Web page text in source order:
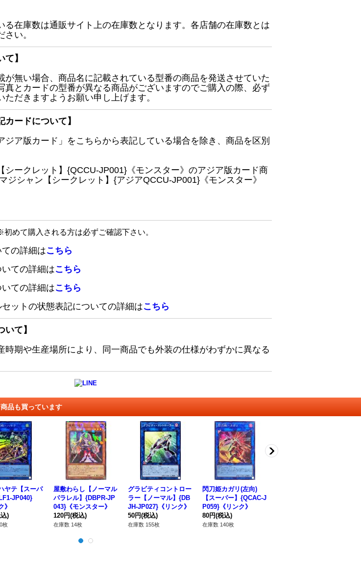
る在庫数は通販サイト上の在庫数となります。各店舗の在庫数とは
い。
て】
が無い場合、商品名に記載されている型番の商品を発送させていた
真とカードの型番が異なる商品がございますのでご購入の際、必ず
だきますようお願い申し上げます。
カードについて】
ジア版カード」をこちらから表記している場合を除き、商品を区別
シークレット】{QCCU-JP001}《モンスター》のアジア版カード商
シャン【シークレット】{アジアQCCU-JP001}《モンスター》
初めて購入される方は必ずご確認下さい。
の詳細はこちら
ての詳細はこちら
ての詳細はこちら
ットの状態表記についての詳細はこちら
いて】
時期や生産場所により、同一商品でも外装の仕様がわずかに異なる
品も買っています
ヤテ【スーパ
JP040}
》
)
枚
屋敷わらし【ノーマル
パラレル】{DBPR-JP
043}《モンスター》
120円(税込)
在庫数 14枚
グラビティコントロー
ラー【ノーマル】{DB
JH-JP027}《リンク》
50円(税込)
在庫数 155枚
閃刀姫カガリ(左向)
【スーパー】{QCAC-J
P059}《リンク》
80円(税込)
在庫数 140枚